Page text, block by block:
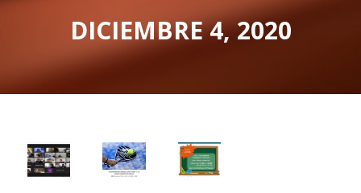
DICIEMBRE 4, 2020